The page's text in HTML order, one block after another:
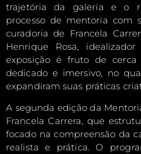
trajetória da galeria e o
processo de mentoria com
curadoria de Francela
Henrique Rosa,
exposição é fruto de
dedicado e imersivo, no
expandiram suas práticas
A segunda edição da
Francela Carrera, que
focado na compreensão da
realista e prática. O